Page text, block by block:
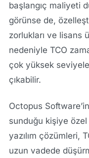
başlangıç maliyeti
görünse de,
zorlukları ve lisans
nedeniyle TCO
çok yüksek
çıkabilir.
Octopus Software’in
sunduğu kişiye özel
yazılım çözümleri,
uzun vadede